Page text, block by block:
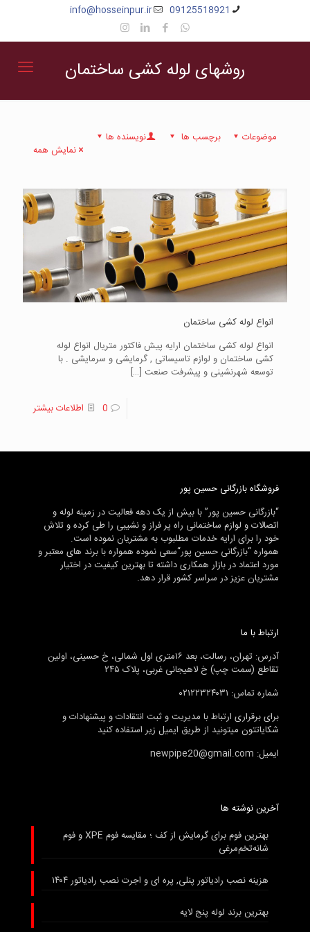
09125518921
info@hosseinpur.ir
روشهای لوله کشی ساختمان
موضوعات برچسب ها
نویسنده ها
نمایش همه
انواع لوله کشی ساختمان
انواع لوله کشی ساختمان ارایه پیش فاکتور متریال انواع لوله
کشی ساختمان و لوازم تاسیساتی , گرمایشی و سرمایشی . با
توسعه شهرنشینی و پیشرفت صنعت […]
0 اطلاعات بیشتر
فروشگاه بازرگانی حسین پور
“بازرگانی حسین پور” با بیش از یک دهه فعالیت در زمینه لوله و
اتصالات و لوازم ساختمانی راه پر فراز و نشیبی را طی کرده و تلاش
خود را برای ارایه خدمات مطلبوب به مشتریان نموده است.
همواره “بازرگانی حسین پور“سعی نموده همواره با برند های معتبر و
مورد اعتماد در بازار همکاری داشته تا بهترین کیفیت در اختیار
مشتریان عزیز در سراسر کشور قرار دهد.
ارتباط با ما
آدرس: تهران، رسالت، بعد ۱۶متری اول شمالی، خ حسینی، اولین
تقاطع (سمت چپ) خ لاهیجانی غربی، پلاک ۲۴۵
شماره تماس: ۰۲۱۲۲۳۲۴۰۳۱
برای برقراری ارتباط با مدیریت و ثبت انتقادات و پیشنهادات و
شکایاتتون میتونید از طریق ایمیل زیر استفاده کنید
ایمیل: newpipe20@gmail.com
آخرین نوشته ها
بهترین فوم برای گرمایش از کف ؛ مقایسه فوم XPE و فوم
شانه‌تخم‌مرغی
هزینه نصب رادیاتور پنلی, پره ای و اجرت نصب رادیاتور ۱۴۰۴
بهترین برند لوله پنج لایه